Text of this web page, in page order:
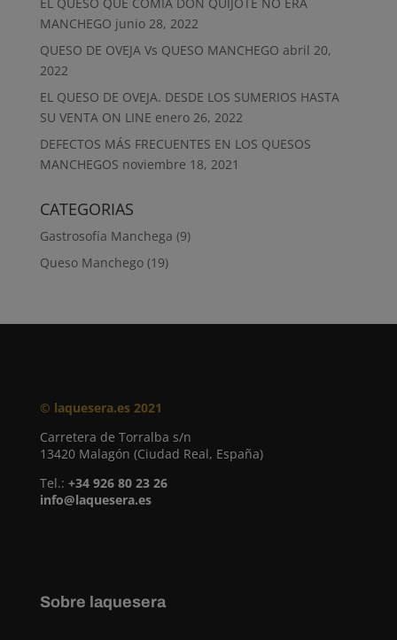
MANCHEGO junio 28, 2022
QUESO DE OVEJA Vs QUESO MANCHEGO abril 20,
2022
EL QUESO DE OVEJA. DESDE LOS SUMERIOS HASTA
SU VENTA ON LINE enero 26, 2022
DEFECTOS MÁS FRECUENTES EN LOS QUESOS
MANCHEGOS noviembre 18, 2021
CATEGORIAS
Gastrosofía Manchega (9)
Queso Manchego(19)
© laquesera.es 2021
Carretera de Torralba s/n
13420 Malagón (Ciudad Real, España)
Tel.: +34 926 80 23 26
info@laquesera.es
Sobre laquesera